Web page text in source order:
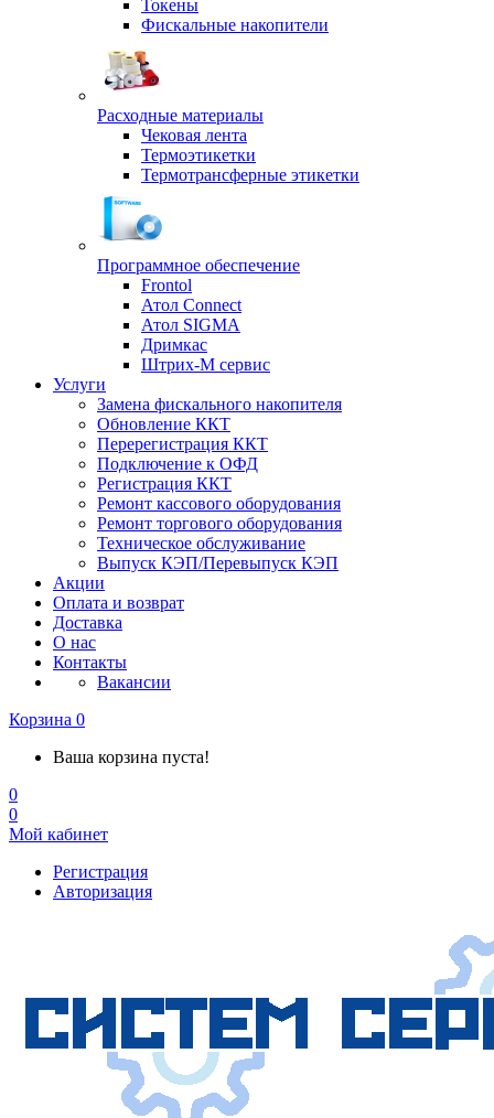
Токены
Фискальные накопители
Расходные материалы
Чековая лента
Термоэтикетки
Термотрансферные этикетки
Программное обеспечение
Frontol
Атол Connect
Атол SIGMA
Дримкас
Штрих-М сервис
Услуги
Замена фискального накопителя
Обновление ККТ
Перерегистрация ККТ
Подключение к ОФД
Регистрация ККТ
Ремонт кассового оборудования
Ремонт торгового оборудования
Техническое обслуживание
Выпуск КЭП/Перевыпуск КЭП
Акции
Оплата и возврат
Доставка
О нас
Контакты
Вакансии
Корзина 0
Ваша корзина пуста!
0
0
Мой кабинет
Регистрация
Авторизация